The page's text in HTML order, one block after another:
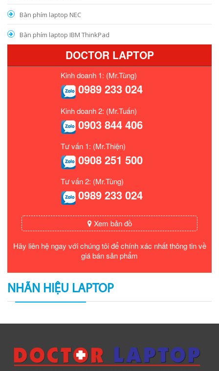
Bàn phím laptop NEC
Bàn phím laptop IBM ThinkPad
DOCTOR LAPTOP
Kinh doanh 1: (Mr.Tùng)
0989 233 024
Kinh doanh 2: (Mr.Tuấn)
0903 844 406
Tư vấn 1: (Mr.Thiện)
0908 251 500
Tư vấn 2: (Mr.Tùng)
0989 233 024
Xem bản đồ
Hãy liên hệ ngay với chúng tôi để chính xác nhất thông tin về
giá bán sản phẩm
NHÃN HIỆU LAPTOP